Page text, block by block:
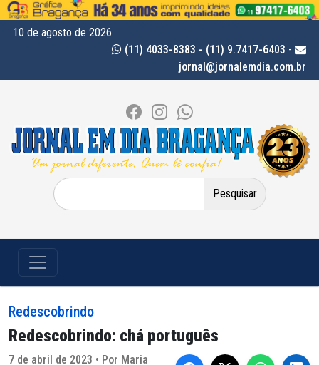
10 de agosto de 2026
(11) 4033-8383 - (11) 9.7417-6403 -
jornal@jornalemdia.com.br
Pesquisar
por:
Redescobrindo
Redescobrindo: chá português
7 de abril de 2023 • Por Maria